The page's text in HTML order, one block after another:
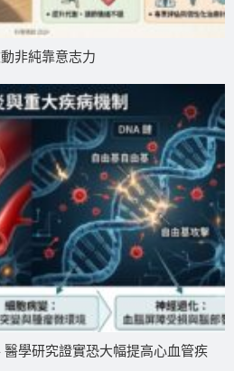
非純靠意志力
學研究證實恐大幅提高心血管疾